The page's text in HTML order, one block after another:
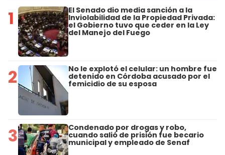
1 El Senado dio media sanción a la
Inviolabilidad de la Propiedad Privada:
el Gobierno tuvo que ceder en la Ley
del Manejo del Fuego
2 No le explotó el celular: un hombre fue
detenido en Córdoba acusado por el
femicidio de su esposa
3 Condenado por drogas y robo,
cuando salió de prisión fue becario
municipal y empleado de Senaf